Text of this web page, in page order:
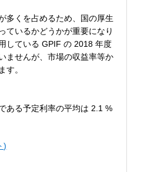
多くを占めるため、国の厚生
ているかどうかが重要になり
している GPIF の 2018 年度
ませんが、市場の収益率等か
す。
ある予定利率の平均は 2.1 %
)